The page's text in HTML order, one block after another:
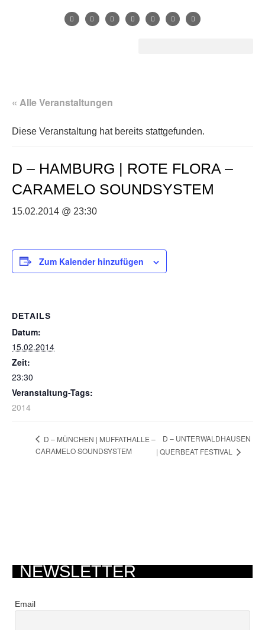
« Alle Veranstaltungen
Diese Veranstaltung hat bereits stattgefunden.
D – HAMBURG | ROTE FLORA –
CARAMELO SOUNDSYSTEM
15.02.2014 @ 23:30
Zum Kalender hinzufügen
DETAILS
Datum:
15.02.2014
Zeit:
23:30
Veranstaltung-Tags:
2014
D – MÜNCHEN | MUFFATHALLE –
CARAMELO SOUNDSYSTEM
D – UNTERWALDHAUSEN
| QUERBEAT FESTIVAL
NEWSLETTER
Email